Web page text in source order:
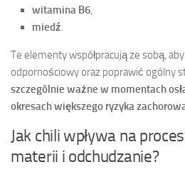
witamina B6,
miedź.
Te elementy współpracują ze sobą,
odpornościowy oraz poprawić ogólny
szczególnie ważne w momentach
okresach większego ryzyka
Jak chili wpływa na
materii i odchudzanie?